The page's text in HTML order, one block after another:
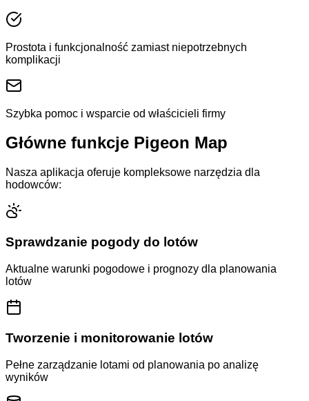
Prostota i funkcjonalność zamiast niepotrzebnych
komplikacji
Szybka pomoc i wsparcie od właścicieli firmy
Główne funkcje Pigeon Map
Nasza aplikacja oferuje kompleksowe narzędzia dla
hodowców:
Sprawdzanie pogody do lotów
Aktualne warunki pogodowe i prognozy dla planowania
lotów
Tworzenie i monitorowanie lotów
Pełne zarządzanie lotami od planowania po analizę
wyników